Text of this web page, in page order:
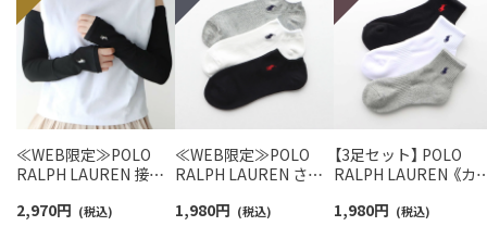
≪WEB限定≫POLO
RALPH LAUREN 接触
ームカバー ＆ レッグウ
2,970円 (税込)
≪WEB限定≫POLO
RALPH LAUREN さら
スニーカー丈ソックス
1,980円 (税込)
【3足セット】 POLO
RALPH LAUREN 《カ
ンポイントソックス
1,980円 (税込)